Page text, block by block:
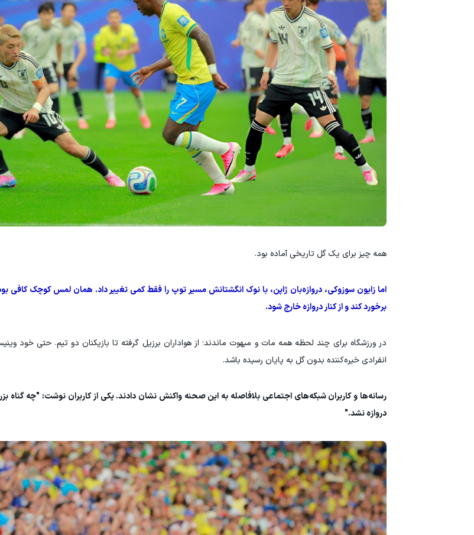
همه چیز برای یک گل تاریخی آماده بود.
اما زایون سوزوکی، دروازه‌بان ژاپن، با نوک انگشتانش مسیر توپ را فقط کمی تغییر داد. همان لمس کوچک کافی بود
برخورد کند و از کنار دروازه خارج شود.
در ورزشگاه برای چند لحظه همه مات و مبهوت ماندند؛ از هواداران برزیل گرفته تا بازیکنان دو تیم. حتی خود
انفرادی خیره‌کننده بدون گل به پایان رسیده باشد.
رسانه‌ها و کاربران شبکه‌های اجتماعی بلافاصله به این صحنه واکنش نشان دادند. یکی از کاربران نوشت: "چه گناه
دروازه نشد."